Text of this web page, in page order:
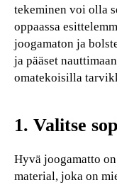
tekeminen voi olla
oppaassa
joogamaton ja
ja pääset
omatekoisilla
1. Valitse
Hyvä joogamatto
material, joka on